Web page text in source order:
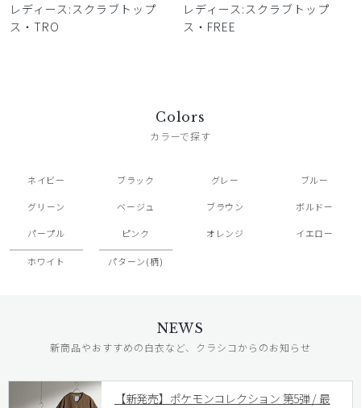
レディース:スクラブトップ
ス・TRO
レディース:スクラブトップ
ス・FREE
Colors
カラーで探す
ネイビー ブラック グレー ブルー
グリーン ベージュ ブラウン ボルドー
パープル ピンク オレンジ イエロー
ホワイト パターン(柄)
NEWS
新商品やおすすめの白衣など、クラシコからのお知らせ
【新発売】ポケモンコレクション 第5弾 / 最